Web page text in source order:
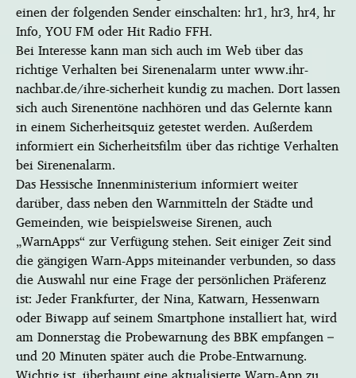
einen der folgenden Sender einschalten: hr1, hr3, hr4, hr
Info, YOU FM oder Hit Radio FFH.
Bei Interesse kann man sich auch im Web über das
richtige Verhalten bei Sirenenalarm unter www.ihr-
nachbar.de/ihre-sicherheit kundig zu machen. Dort lassen
sich auch Sirenentöne nachhören und das Gelernte kann
in einem Sicherheitsquiz getestet werden. Außerdem
informiert ein Sicherheitsfilm über das richtige Verhalten
bei Sirenenalarm.
Das Hessische Innenministerium informiert weiter
darüber, dass neben den Warnmitteln der Städte und
Gemeinden, wie beispielsweise Sirenen, auch
„WarnApps“ zur Verfügung stehen. Seit einiger Zeit sind
die gängigen Warn-Apps miteinander verbunden, so dass
die Auswahl nur eine Frage der persönlichen Präferenz
ist: Jeder Frankfurter, der Nina, Katwarn, Hessenwarn
oder Biwapp auf seinem Smartphone installiert hat, wird
am Donnerstag die Probewarnung des BBK empfangen –
und 20 Minuten später auch die Probe-Entwarnung.